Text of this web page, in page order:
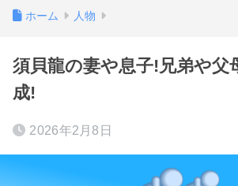
ホーム 人物
須貝龍の妻や息子!兄弟や父
成!
2026年2月8日